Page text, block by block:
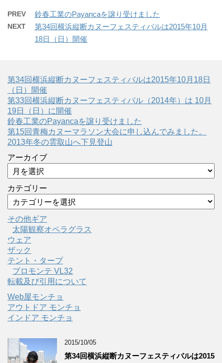
PREV 鈴春工業のPayancaを譲り受けました
NEXT
第34回横浜縦断カヌーフェスティバルは2015年10月
18日（日）開催
第34回横浜縦断カヌーフェスティバルは2015年10月18日
（日）開催
第33回横浜縦断カヌーフェスティバル（2014年）は 10月
19日（日）に開催
鈴春工業のPayancaを譲り受けました
第15回青梅カヌーマラソン大会に申し込んでみました。
2013年冬の雲取山へ下見登山
アーカイブ
カテゴリー
その他ギア
太陽観察オペラグラス
ウェア
ザック
テント・タープ
プロモンテ VL32
転載及び引用について
Web屋モンチョ
アウトドア モンチョ
インドア モンチョ
2015/10/05
第34回横浜縦断カヌーフェスティバルは2015